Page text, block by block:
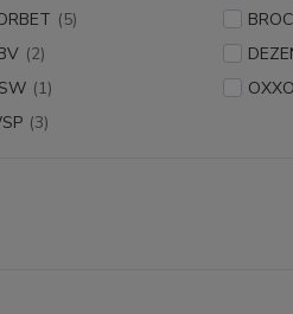
(5)
(2)
(1) OXXO
(3)